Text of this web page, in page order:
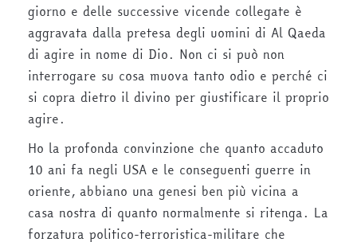
giorno e delle successive vicende collegate è
aggravata dalla pretesa degli uomini di Al Qaeda
di agire in nome di Dio. Non ci si può non
interrogare su cosa muova tanto odio e perché ci
si copra dietro il divino per giustificare il proprio
agire.
Ho la profonda convinzione che quanto accaduto
10 ani fa negli USA e le conseguenti guerre in
oriente, abbiano una genesi ben più vicina a
casa nostra di quanto normalmente si ritenga. La
forzatura politico-terroristica-militare che